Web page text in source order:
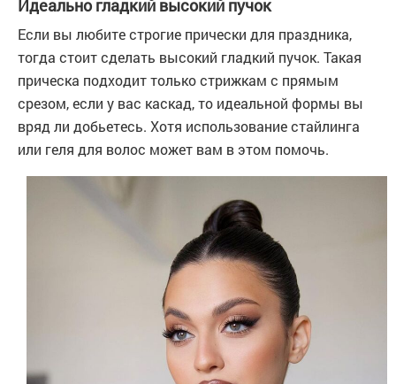
Идеально гладкий высокий пучок
Если вы любите строгие прически для праздника,
тогда стоит сделать высокий гладкий пучок. Такая
прическа подходит только стрижкам с прямым
срезом, если у вас каскад, то идеальной формы вы
вряд ли добьетесь. Хотя использование стайлинга
или геля для волос может вам в этом помочь.